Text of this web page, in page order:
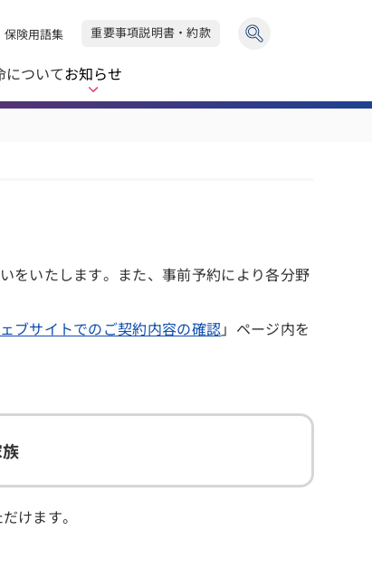
についてお知らせ
保険用語集 重要事項説明書・約款
をいたします。また、事前予約により各分野
ブサイトでのご契約内容の確認」ページ内を
けます。